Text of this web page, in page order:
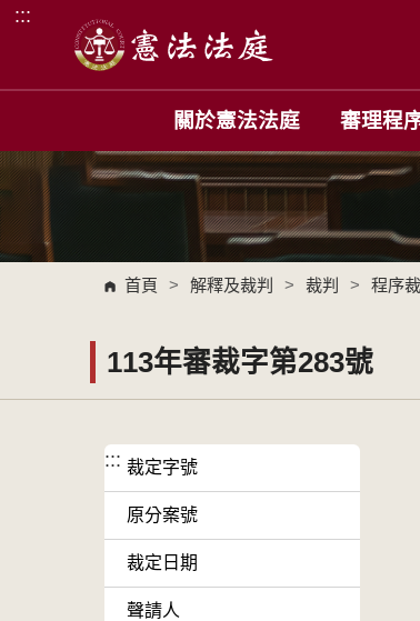
跳到主要內容區塊
:::
關於憲法法庭 審理程
首頁 > 解釋及裁判 > 裁判 > 程序
113年審裁字第283號
::: 裁定字號
原分案號
裁定日期
聲請人